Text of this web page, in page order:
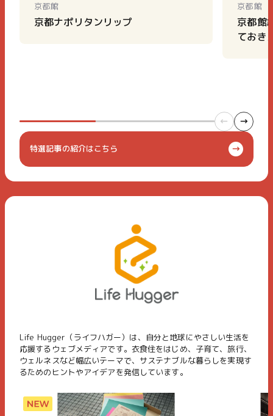
京都館
京都ナポリタンリップ
京都館
京都館
ておき
特選記事の紹介はこちら
Life Hugger（ライフハガー）は、自分と地球にやさしい生活を
応援するウェブメディアです。衣食住をはじめ、子育て、旅行、
ウェルネスなど幅広いテーマで、サステナブルな暮らしを実現す
るためのヒントやアイデアを発信しています。